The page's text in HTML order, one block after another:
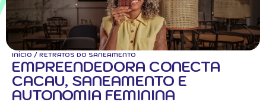
INÍCIO / RETRATOS DO SANEAMENTO
EMPREENDEDORA CONECTA
CACAU, SANEAMENTO E
AUTONOMIA FEMININA